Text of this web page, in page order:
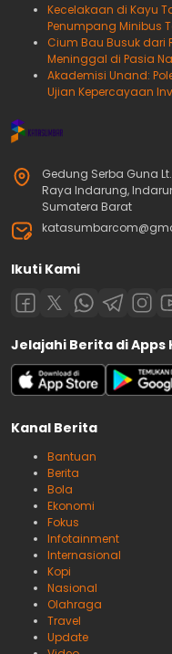
Kecelakaan di Kayu
Penumpang Minibus
Cium Bau Busuk dari
Meninggal di Pasia
Akademisi Unand:
Ujian Kepercayaan
Gedung Serba Guna
Raya Indarung,
Sumatera Barat
Ikuti Kami
Jelajahi Berita di Apps
Kanal Berita
Bantuan
Berita
Bola
Ekonomi
Fokus
Infotainment
Internasional
Kopi
Nasional
Olahraga
Travel
Update